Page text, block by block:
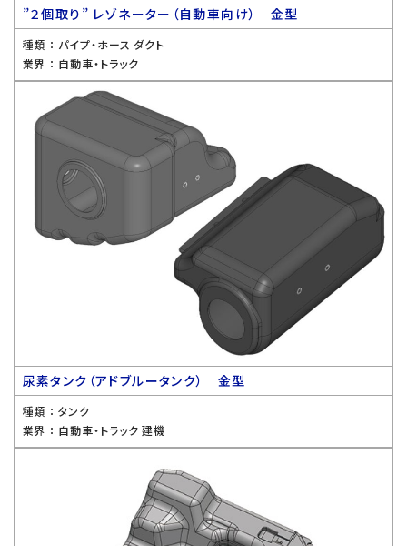
”２個取り” レゾネーター（自動車向け） 金型
種類 ： パイプ・ホース ダクト
業界 ： 自動車・トラック
尿素タンク（アドブルータンク） 金型
種類 ： タンク
業界 ： 自動車・トラック 建機